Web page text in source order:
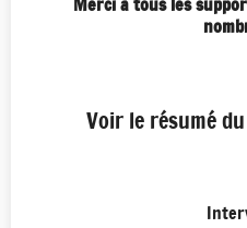
Voir le résumé